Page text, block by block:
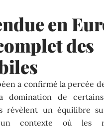
en
des
a confirmé la percée
domination de
révèlent un équilibre
contexte où les